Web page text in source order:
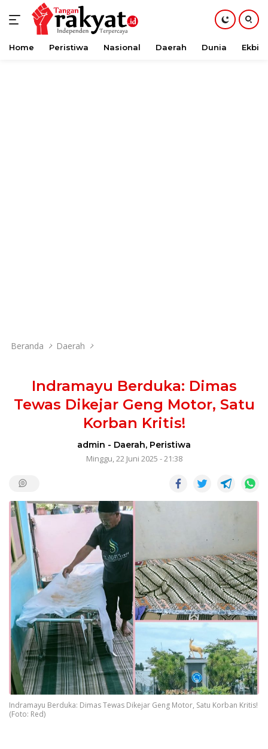
Langsung
Home Peristiwa Nasional Daerah Dunia Ekbis
Beranda Daerah
Indramayu Berduka: Dimas
Tewas Dikejar Geng Motor, Satu
Korban Kritis!
admin - Daerah, Peristiwa
Minggu, 22 Juni 2025 - 21:38
Indramayu Berduka: Dimas Tewas Dikejar Geng Motor, Satu Korban Kritis!
(Foto: Red)